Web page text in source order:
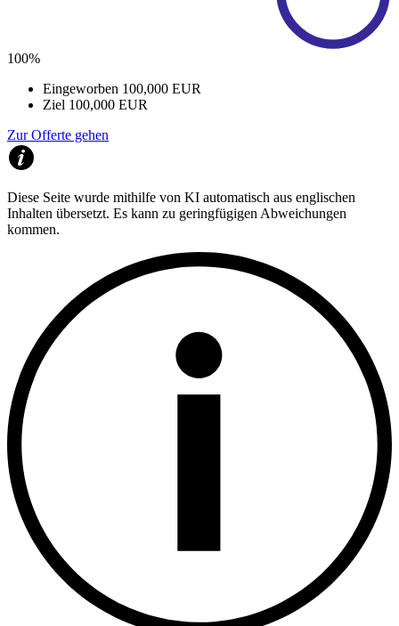
100%
Eingeworben 100,000 EUR
Ziel 100,000 EUR
Zur Offerte gehen
Diese Seite wurde mithilfe von KI automatisch aus englischen
Inhalten übersetzt. Es kann zu geringfügigen Abweichungen
kommen.